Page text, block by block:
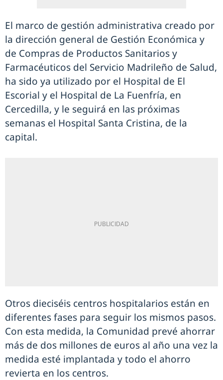
El marco de gestión administrativa creado por
la dirección general de Gestión Económica y
de Compras de Productos Sanitarios y
Farmacéuticos del Servicio Madrileño de Salud,
ha sido ya utilizado por el Hospital de El
Escorial y el Hospital de La Fuenfría, en
Cercedilla, y le seguirá en las próximas
semanas el Hospital Santa Cristina, de la
capital.
Otros dieciséis centros hospitalarios están en
diferentes fases para seguir los mismos pasos.
Con esta medida, la Comunidad prevé ahorrar
más de dos millones de euros al año una vez la
medida esté implantada y todo el ahorro
revierta en los centros.